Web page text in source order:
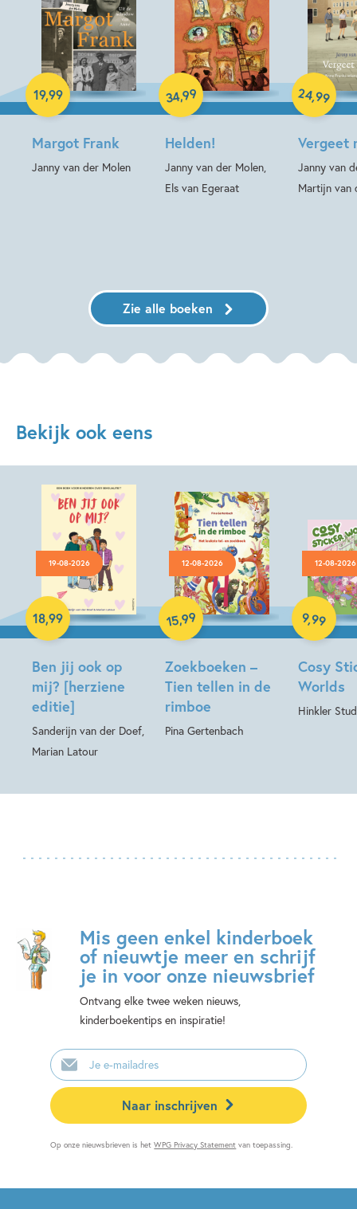
Margot Frank
Janny van der Molen
19,99
Hardcover
Helden!
Janny van der Molen,
Els van Egeraat
34,99
Hardcover
Vergeet
Janny van
Martijn van
24,99
Hardcover
Zie alle boeken
Bekijk ook eens
19-08-2026
Ben jij ook op
mij? [herziene
editie]
Sanderijn van der Doef,
Marian Latour
18,99
Hardcover
12-08-2026
Zoekboeken –
Tien tellen in de
rimboe
Pina Gertenbach
15,99
Hardcover
12-08-2026
Cosy
Worlds
Hinkler
9,99
Paperback
Mis geen enkel kinderboek
of nieuwtje meer en schrijf
je in voor onze nieuwsbrief
Ontvang elke twee weken nieuws,
kinderboekentips en inspiratie!
E-
mailadres
Naar inschrijven
Op onze nieuwsbrieven is hetWPG Privacy Statement van toepassing.